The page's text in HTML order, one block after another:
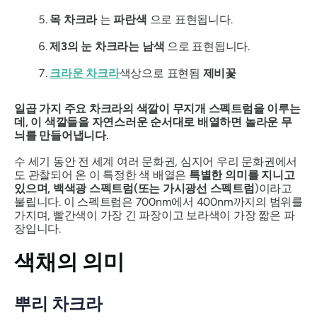
목 차크라는파란색 으로 표현됩니다.
제3의 눈 차크라는 남색 으로 표현됩니다.
크라운 차크라색상으로 표현됨 제비꽃
일곱 가지 주요 차크라의 색깔이 무지개 스펙트럼을 이루는
데, 이 색깔들을 자연스러운 순서대로 배열하면 놀라운 무
늬를 만들어냅니다.
수 세기 동안 전 세계 여러 문화권, 심지어 우리 문화권에서
도 관찰되어 온 이 특정한 색 배열은 특별한 의미를 지니고
있으며, 백색광 스펙트럼(또는 가시광선 스펙트럼 )이라고
불립니다. 이 스펙트럼은 700nm에서 400nm까지의 범위를
가지며, 빨간색이 가장 긴 파장이고 보라색이 가장 짧은 파
장입니다.
색채의 의미
뿌리 차크라